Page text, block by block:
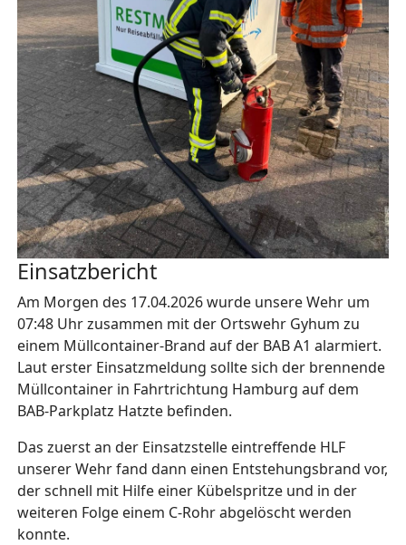
Einsatzbericht
Am Morgen des 17.04.2026 wurde unsere Wehr um
07:48 Uhr zusammen mit der Ortswehr Gyhum zu
einem Müllcontainer-Brand auf der BAB A1 alarmiert.
Laut erster Einsatzmeldung sollte sich der brennende
Müllcontainer in Fahrtrichtung Hamburg auf dem
BAB-Parkplatz Hatzte befinden.
Das zuerst an der Einsatzstelle eintreffende HLF
unserer Wehr fand dann einen Entstehungsbrand vor,
der schnell mit Hilfe einer Kübelspritze und in der
weiteren Folge einem C-Rohr abgelöscht werden
konnte.